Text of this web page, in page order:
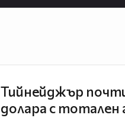
Тийнейджър
долара с тотален